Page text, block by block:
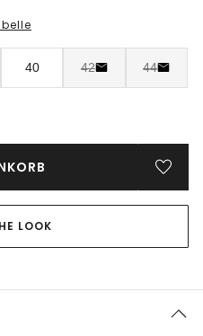
40 42 44
LOOK